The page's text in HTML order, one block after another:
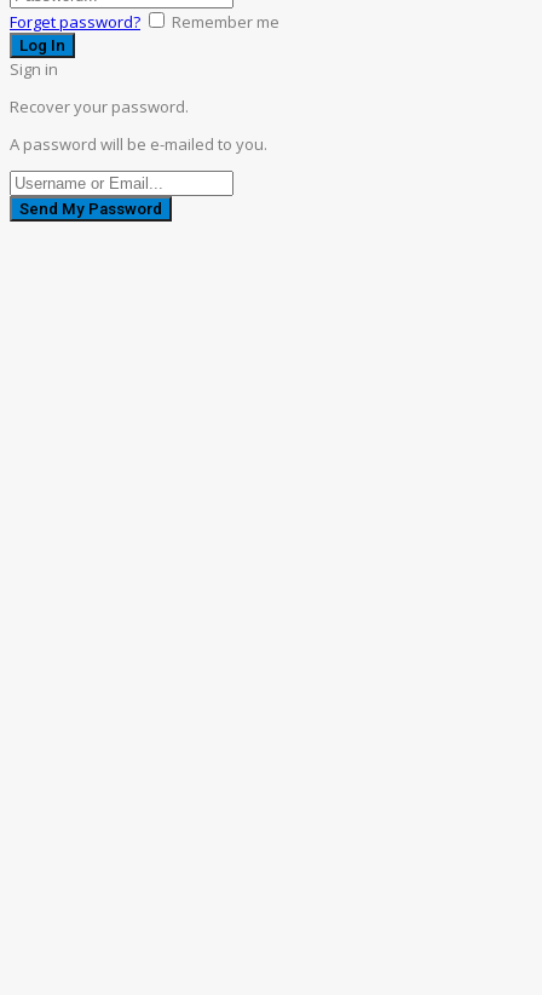
Forget password? Remember me
Sign in
Recover your password.
A password will be e-mailed to you.